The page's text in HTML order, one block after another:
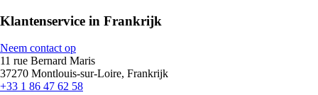
Klantenservice in Frankrijk
Neem contact op
11 rue Bernard Maris
37270 Montlouis-sur-Loire, Frankrijk
+33 1 86 47 62 58